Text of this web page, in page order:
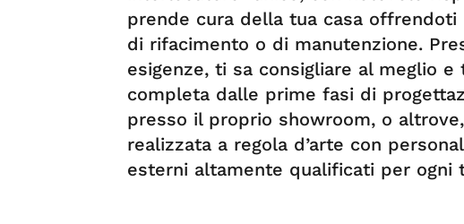
prende cura della tua casa
di rifacimento o di manutenzione.
esigenze, ti sa consigliare al meglio e
completa dalle prime fasi di
presso il proprio showroom, o
realizzata a regola d’arte con
esterni altamente qualificati per ogni